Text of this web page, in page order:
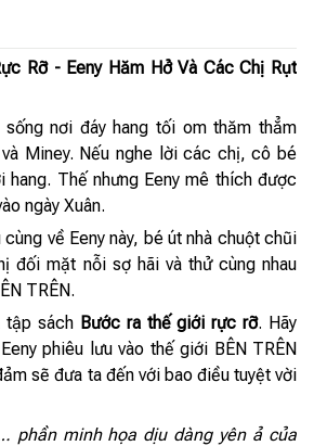
Rỡ - Eeny Hăm Hở Và Các Chị Rụt
nơi đáy hang tối om thăm thẳm
Miney. Nếu nghe lời các chị, cô bé
hang. Thế nhưng Eeny mê thích được
ngày Xuân.
về Eeny này, bé út nhà chuột chũi
đối mặt nỗi sợ hãi và thử cùng nhau
TRÊN.
tập sách Bước ra thế giới rực rỡ. Hãy
phiêu lưu vào thế giới BÊN TRÊN
sẽ đưa ta đến với bao điều tuyệt vời
phần minh họa dịu dàng yên ả của